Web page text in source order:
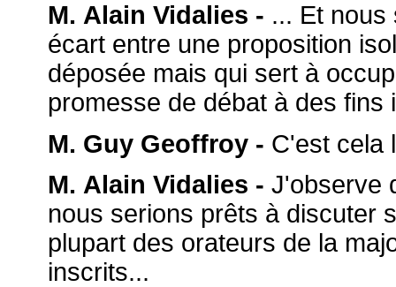
M. Alain Vidalies - ... Et nous
écart entre une proposition
déposée mais qui sert à
promesse de débat à des fins
M. Guy Geoffroy - C'est cela
M. Alain Vidalies - J'observe
nous serions prêts à discuter
plupart des orateurs de la
inscrits...